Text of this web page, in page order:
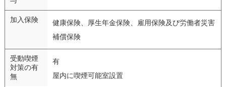
加入保険
健康保険、厚生年金保険、雇用保険及び労働者災害
補償保険
受動喫煙
対策の有
無
有
屋内に喫煙可能室設置